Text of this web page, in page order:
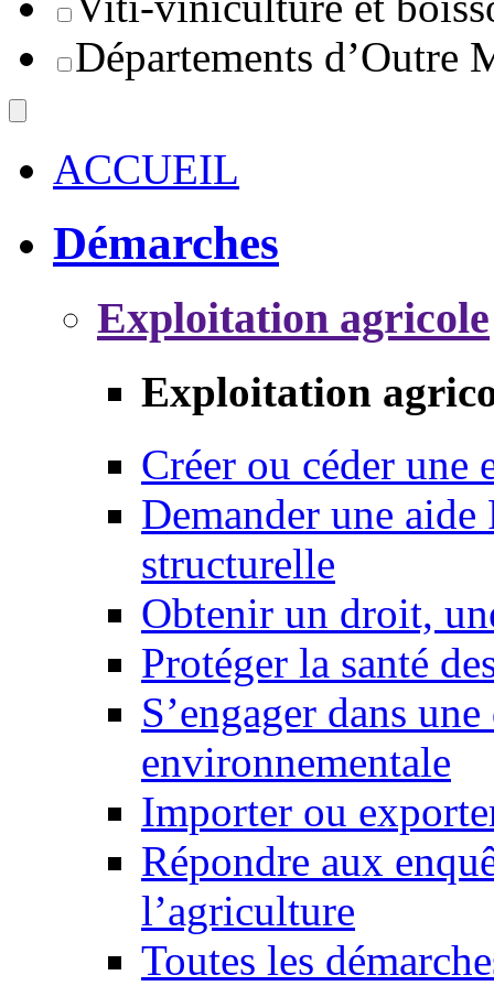
Départements d’Outre
ACCUEIL
Démarches
Exploitation agricole
Exploitation
Créer ou céder une
Demander une
structurelle
Obtenir un droit,
Protéger la santé
S’engager dans
environnementale
Importer ou
Répondre aux
l’agriculture
Toutes les